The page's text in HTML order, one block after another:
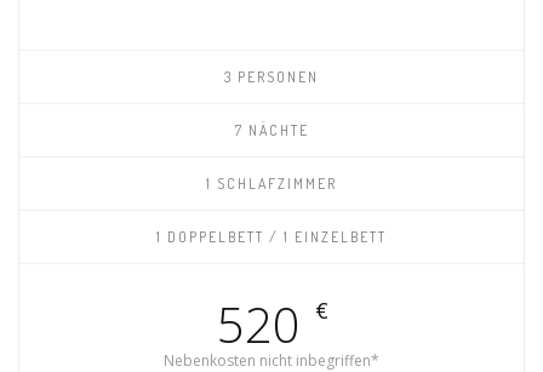
3 PERSONEN
7 NÄCHTE
1 SCHLAFZIMMER
1 DOPPELBETT / 1 EINZELBETT
520 €
Nebenkosten nicht inbegriffen*